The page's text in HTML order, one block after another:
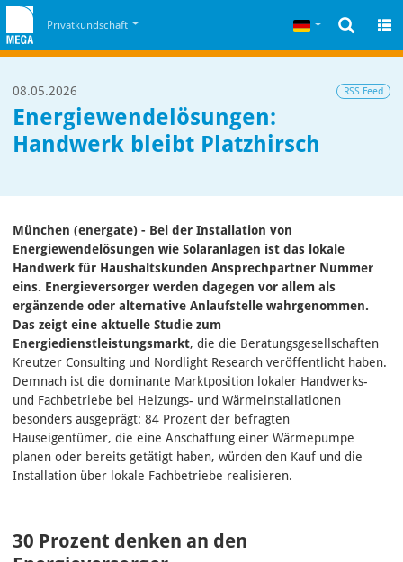
Zum Cookiehinweis
Privatkundschaft Deutsch
08.05.2026 RSS Feed
Energiewendelösungen:
Handwerk bleibt Platzhirsch
München (energate) - Bei der Installation von
Energiewendelösungen wie Solaranlagen ist das lokale
Handwerk für Haushaltskunden Ansprechpartner Nummer
eins. Energieversorger werden dagegen vor allem als
ergänzende oder alternative Anlaufstelle wahrgenommen.
Das zeigt eine aktuelle Studie zum
Energiedienstleistungsmarkt, die die Beratungsgesellschaften
Kreutzer Consulting und Nordlight Research veröffentlicht haben.
Demnach ist die dominante Marktposition lokaler Handwerks-
und Fachbetriebe bei Heizungs- und Wärmeinstallationen
besonders ausgeprägt: 84 Prozent der befragten
Hauseigentümer, die eine Anschaffung einer Wärmepumpe
planen oder bereits getätigt haben, würden den Kauf und die
Installation über lokale Fachbetriebe realisieren.
30 Prozent denken an den